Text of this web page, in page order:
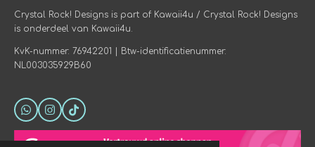
Crystal Rock! Designs is part of Kawaii4u / Crystal Rock! Designs
is onderdeel van Kawaii4u.
KvK-nummer: 76942201 | Btw-identificatienummer:
NL003035929B60
W
h
I
n
T
i